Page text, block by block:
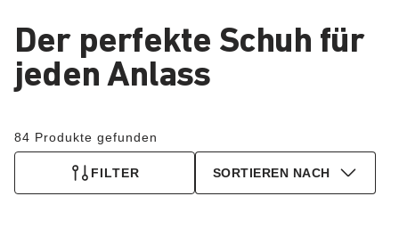
Der perfekte Schuh für
jeden Anlass
84 Produkte gefunden
FILTER SORTIEREN NACH